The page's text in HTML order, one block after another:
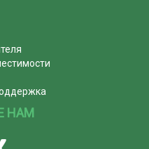
НАМ